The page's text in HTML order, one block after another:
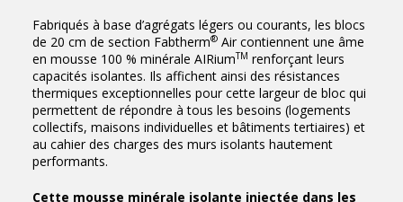
Fabriqués à base d’agrégats légers ou courants, les blocs
de 20 cm de section Fabtherm® Air contiennent une âme
en mousse 100 % minérale AIRiumTM renforçant leurs
capacités isolantes. Ils affichent ainsi des résistances
thermiques exceptionnelles pour cette largeur de bloc qui
permettent de répondre à tous les besoins (logements
collectifs, maisons individuelles et bâtiments tertiaires) et
au cahier des charges des murs isolants hautement
performants.
Cette mousse minérale isolante injectée dans les